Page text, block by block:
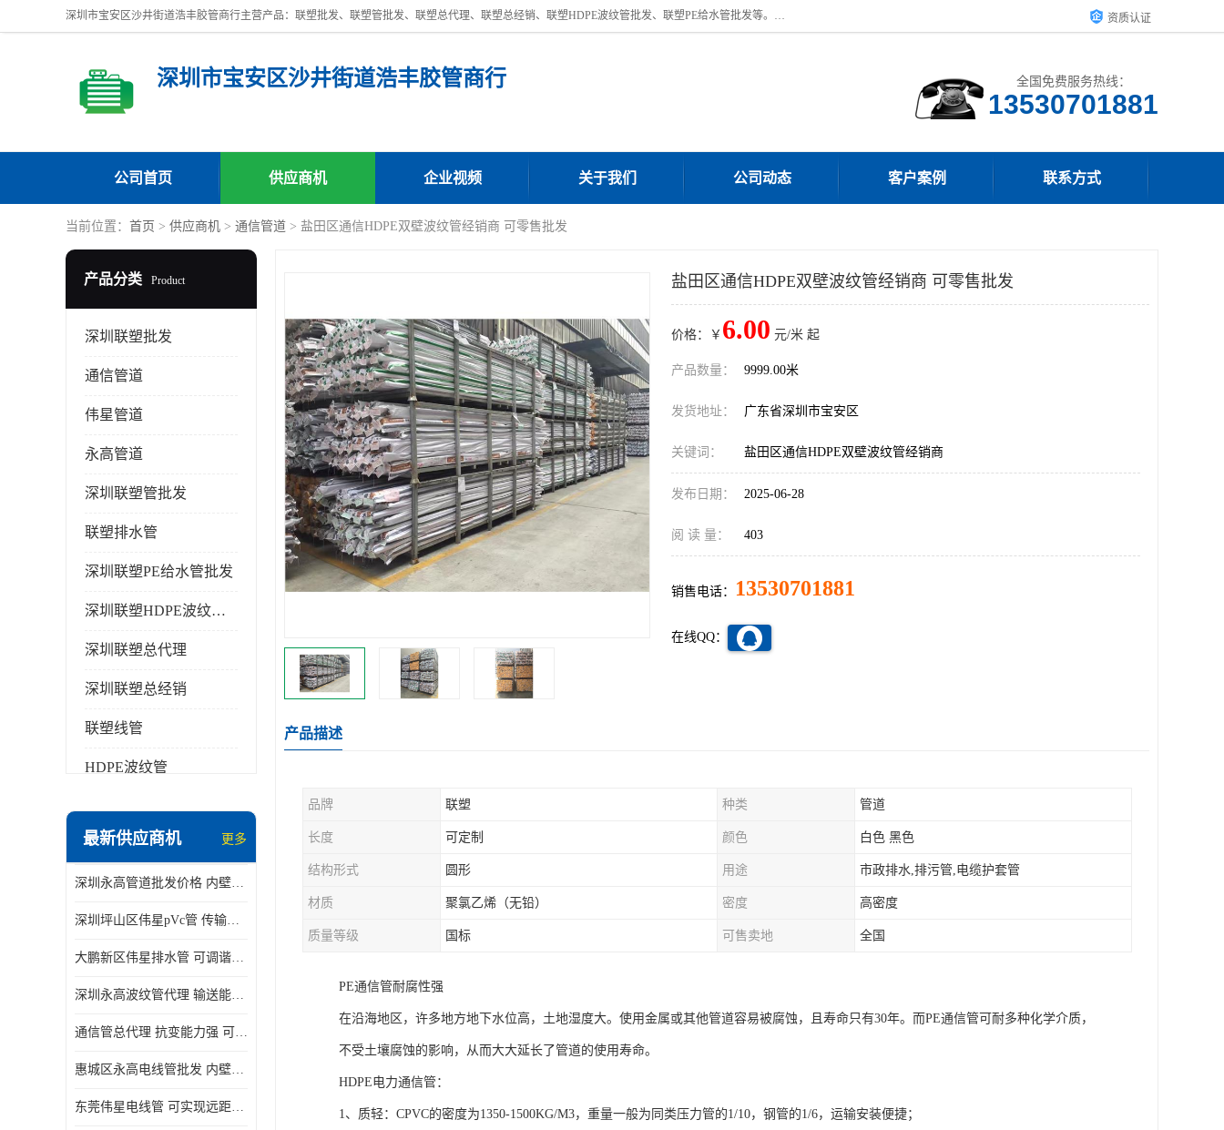
深圳市宝安区沙井街道浩丰胶管商行主营产品：联塑批发、联塑管批发、联塑总代理、联塑总经销、联塑HDPE波纹管批发、联塑PE给水管批发等。凭借服务以及多年的勤奋拼搏，发展成为一家销售各种管材管件，绝缘电工套管及配件等系列产品的贸易公司。公司秉承“顾客至上，锐意进取”的经营理念，坚持“客户至上”原则为广大客户提供的服务。欢迎惠顾！ 资质认证
深圳市宝安区沙井街道浩丰胶管商行 全国免费服务热线：
公司首页 供应商机 企业视频 关于我们 公司动态 客户案例 联系方式
当前位置： 首页 > 供应商机 > 通信管道 > 盐田区通信HDPE双壁波纹管经销商 可零售批发
产品分类 Product
深圳联塑批发
通信管道
伟星管道
永高管道
深圳联塑管批发
联塑排水管
深圳联塑PE给水管批发
深圳联塑HDPE波纹管批发
深圳联塑总代理
深圳联塑总经销
联塑线管
HDPE波纹管
最新供应商机 更多
深圳永高管道批发价格 内壁光滑 抗震性能好
深圳坪山区伟星pVc管 传输损耗小 频率稳定性好
大鹏新区伟星排水管 可调谐性好 大功率 效率高
深圳永高波纹管代理 输送能力强 可以承受高温
通信管总代理 抗变能力强 可耐强震 扭曲
惠城区永高电线管批发 内壁光滑 抗震性能好
东莞伟星电线管 可实现远距离通信 频率稳定性好
盐田区通信HDPE双壁波纹管经销商 可零售批发
价格：￥ 6.00 元/米 起
产品数量： 9999.00米
发货地址： 广东省深圳市宝安区
关键词： 盐田区通信HDPE双壁波纹管经销商
发布日期： 2025-06-28
阅 读 量： 403
销售电话： 13530701881
在线QQ：
产品描述
品牌 联塑 种类 管道
长度 可定制 颜色 白色 黑色
结构形式 圆形 用途 市政排水,排污管,电缆护套管
材质 聚氯乙烯（无铅） 密度 高密度
质量等级 国标 可售卖地 全国
PE通信管耐腐性强
在沿海地区，许多地方地下水位高，土地湿度大。使用金属或其他管道容易被腐蚀，且寿命只有30年。而PE通信管可耐多种化学介质，
不受土壤腐蚀的影响，从而大大延长了管道的使用寿命。
HDPE电力通信管：
1、质轻：CPVC的密度为1350-1500KG/M3，重量一般为同类压力管的1/10，钢管的1/6，运输安装便捷；